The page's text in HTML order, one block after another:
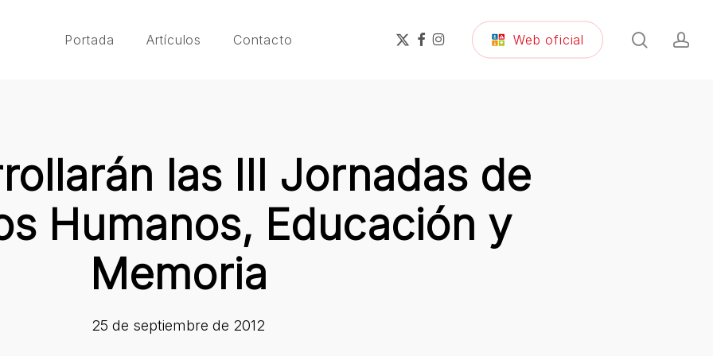
Portada Artículos Contacto
x-
twitter
facebook
instagram Web oficial search
las III Jornadas de
Humanos, Educación y
Memoria
25 de septiembre de 2012